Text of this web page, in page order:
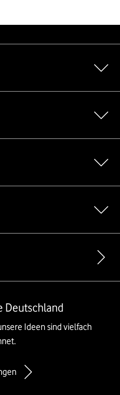
Deutschland
Ideen sind vielfach